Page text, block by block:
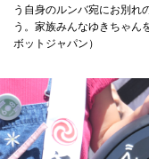
う自身のルンバ宛にお別れ
う。家族みんなゆきちゃん
ボットジャパン）